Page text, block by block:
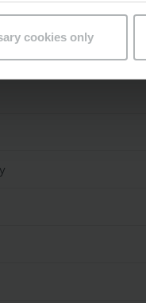
cookies only